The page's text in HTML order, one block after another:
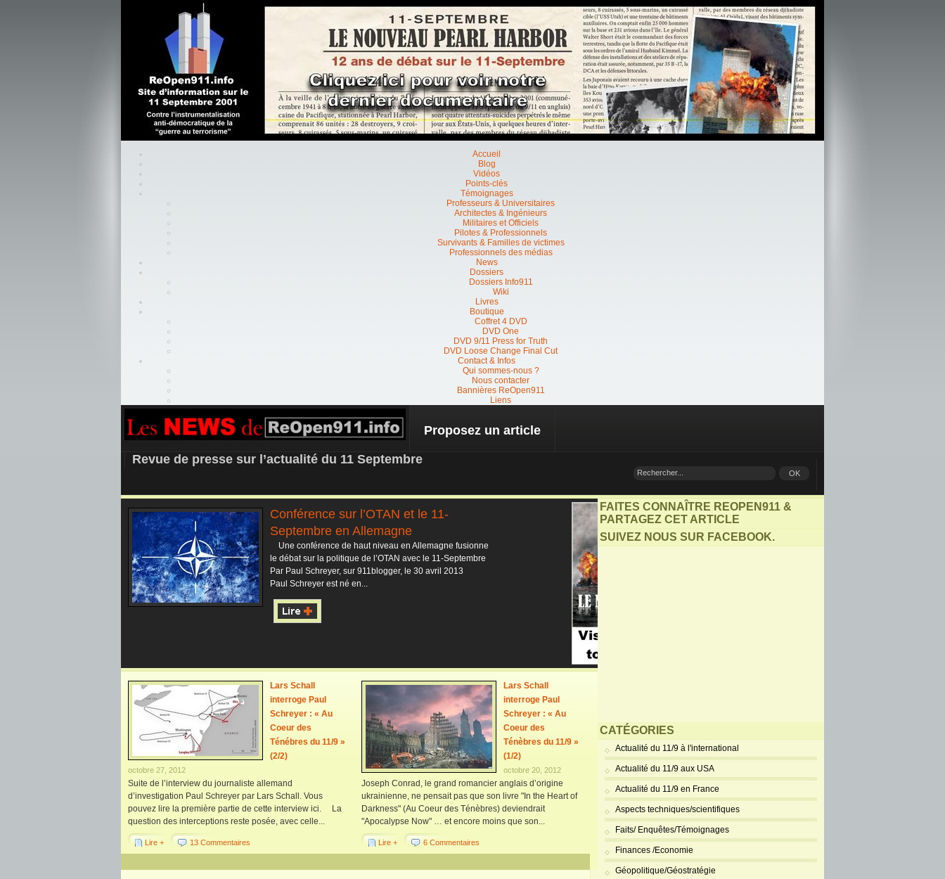
Accueil
Blog
Vidéos
Points-clés
Témoignages
Professeurs & Universitaires
Architectes & Ingénieurs
Militaires et Officiels
Pilotes & Professionnels
Survivants & Familles de victimes
Professionnels des médias
News
Dossiers
Dossiers Info911
Wiki
Livres
Boutique
Coffret 4 DVD
DVD One
DVD 9/11 Press for Truth
DVD Loose Change Final Cut
Contact & Infos
Qui sommes-nous ?
Nous contacter
Bannières ReOpen911
Liens
REOPEN911 – NEWS
Proposez un article
Revue de presse sur l’actualité du 11 Septembre
Conférence sur l’OTAN et le 11-
Septembre en Allemagne
Une conférence de haut niveau en Allemagne fusionne
le débat sur la politique de l’OTAN avec le 11-Septembre
Par Paul Schreyer, sur 911blogger, le 30 avril 2013
Paul Schreyer est né en...
Lars Schall
interroge Paul
Schreyer : « Au
Coeur des
Ténébres du 11/9 »
(2/2)
octobre 27, 2012
Suite de l’interview du journaliste allemand
d’investigation Paul Schreyer par Lars Schall. Vous
pouvez lire la première partie de cette interview ici. La
question des interceptions reste posée, avec celle...
Lire + 13 Commentaires
Lars Schall
interroge Paul
Schreyer : « Au
Coeur des
Ténèbres du 11/9 »
(1/2)
octobre 20, 2012
Joseph Conrad, le grand romancier anglais d’origine
ukrainienne, ne pensait pas que son livre "In the Heart of
Darkness" (Au Coeur des Ténèbres) deviendrait
"Apocalypse Now" … et encore moins que son...
Lire + 6 Commentaires
FAITES CONNAÎTRE REOPEN911 &
PARTAGEZ CET ARTICLE
SUIVEZ NOUS SUR FACEBOOK.
CATÉGORIES
Actualité du 11/9 à l'international
Actualité du 11/9 aux USA
Actualité du 11/9 en France
Aspects techniques/scientifiques
Faits/ Enquêtes/Témoignages
Finances /Economie
Géopolitique/Géostratégie